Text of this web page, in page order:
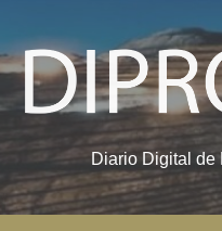
Diario Digital de